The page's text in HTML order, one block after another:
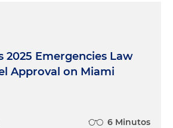
2025 Emergencies Law
Approval on Miami
6 Minutos